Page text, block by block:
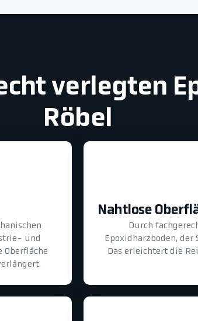
verlegten
Röbel
und
Oberfläche
Nahtlose
Durch
Epoxidharzboden,
Das erleichtert die